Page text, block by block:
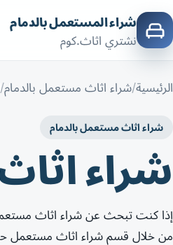
شراء المستعمل بالدمام
نشتري اثاث.كوم
الرئيسية شراء اثاث مستعمل بالدمام
شراء اثاث مستعمل بالدمام
شراء
إذا كنت تبحث عن شراء اثاث
من خلال قسم شراء اثاث مستعمل حي